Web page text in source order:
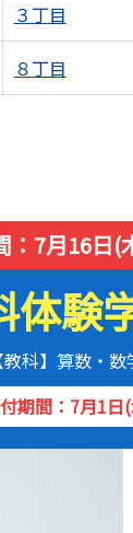
３丁目
８丁目
：7月16日(
験
教科】算数・
期間：7月1